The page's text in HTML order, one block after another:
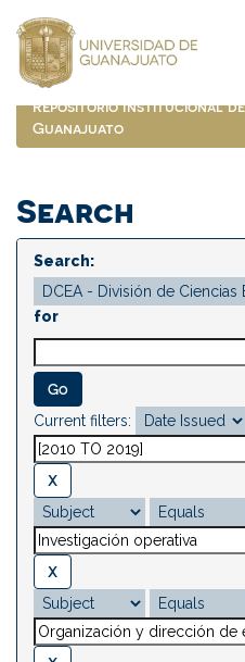
navigation
Repositorio Institucional
Guanajuato
Search
Search:
for
Current filters: